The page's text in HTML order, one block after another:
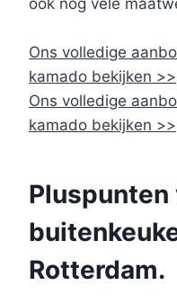
ook nog vele
Ons volledige
kamado bekijken >>
Ons volledige
kamado bekijken >>
Pluspunten
Rotterdam.